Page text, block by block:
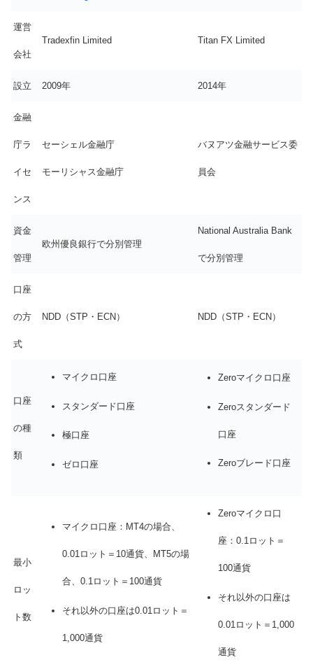
運営
会社
Tradexfin Limited Titan FX Limited
設立 2009年 2014年
金融
庁ラ
イセ
ンス
セーシェル金融庁
モーリシャス金融庁
バヌアツ金融サービス委
員会
資金
管理
欧州優良銀行で分別管理
National Australia Bank
で分別管理
口座
の方
式
NDD（STP・ECN） NDD（STP・ECN）
口座
の種
類
マイクロ口座
スタンダード口座
極口座
ゼロ口座
Zeroマイクロ口座
Zeroスタンダード
口座
Zeroブレード口座
最小
ロッ
ト数
マイクロ口座：MT4の場合、
0.01ロット＝10通貨、MT5の場
合、0.1ロット＝100通貨
それ以外の口座は0.01ロット＝
1,000通貨
Zeroマイクロ口
座：0.1ロット＝
100通貨
それ以外の口座は
0.01ロット＝1,000
通貨